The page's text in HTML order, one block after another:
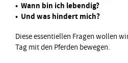
• Wann bin ich lebendig?
• Und was hindert mich?
Diese essentiellen Fragen wollen
Tag mit den Pferden bewegen.